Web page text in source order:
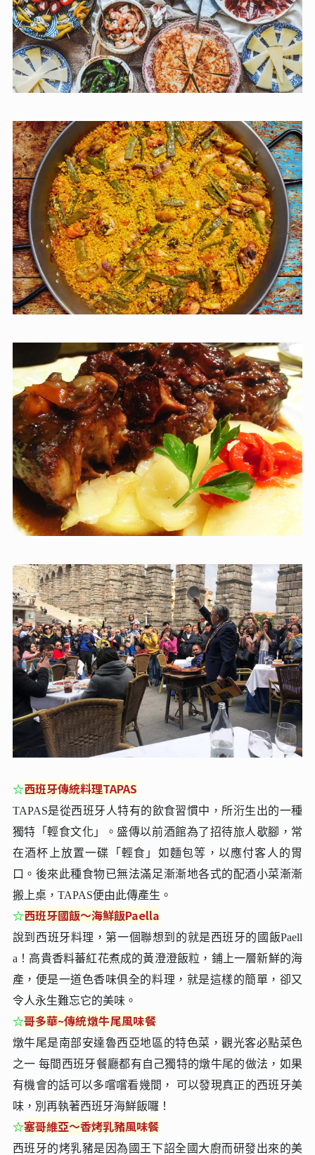
☆西班牙傳統料理TAPAS
TAPAS是從西班牙人特有的飲食習慣中，所洐生出的一種
獨特「輕食文化」。盛傳以前酒館為了招待旅人歇腳，常
在酒杯上放置一碟「輕食」如麵包等，以應付客人的胃
口。後來此種食物已無法滿足漸漸地各式的配酒小菜漸漸
搬上桌，TAPAS便由此傳產生。
☆西班牙國飯～海鮮飯Paella
說到西班牙料理，第一個聯想到的就是西班牙的國飯Paell
a！高貴香料蕃紅花煮成的黃澄澄飯粒，鋪上一層新鮮的海
產，便是一道色香味俱全的料理，就是這樣的簡單，卻又
令人永生難忘它的美味。
☆哥多華~傳統燉牛尾風味餐
燉牛尾是南部安達魯西亞地區的特色菜，觀光客必點菜色
之一 每間西班牙餐廳都有自己獨特的燉牛尾的做法，如果
有機會的話可以多嚐嚐看幾間， 可以發現真正的西班牙美
味，別再執著西班牙海鮮飯囉！
☆塞哥維亞～香烤乳豬風味餐
西班牙的烤乳豬是因為國王下詔全國大廚而研發出來的美